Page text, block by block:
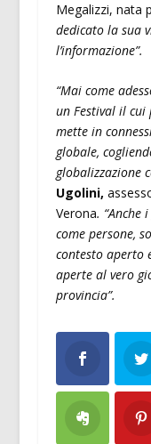
Megalizzi, nata
dedicato la sua
l’informazione”.
“Mai come
un Festival il
mette in
globale,
globalizzazione
Ugolini,
Verona. “Anche
come persone,
contesto aperto
aperte al vero
provincia”.